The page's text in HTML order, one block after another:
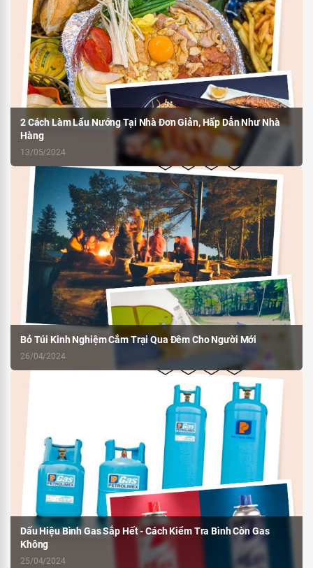
2 Cách Làm Lẩu Nướng Tại Nhà Đơn Giản, Hấp Dẫn Như Nhà
Hàng
13/05/2024
Bỏ Túi Kinh Nghiệm Cắm Trại Qua Đêm Cho Người Mới
26/04/2024
Dấu Hiệu Bình Gas Sắp Hết - Cách Kiểm Tra Bình Còn Gas
Không
25/04/2024